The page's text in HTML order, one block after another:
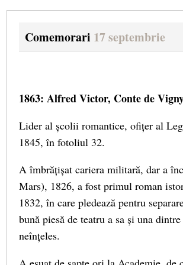
Comemorari 17 septembrie
1863: Alfred Victor, Conte de
Lider al școlii romantice, ofițer al
1845, în fotoliul 32.
A îmbrățișat cariera militară, dar a
Mars), 1826, a fost primul roman
1832, în care pledează pentru
bună piesă de teatru a sa și una
neînțeles.